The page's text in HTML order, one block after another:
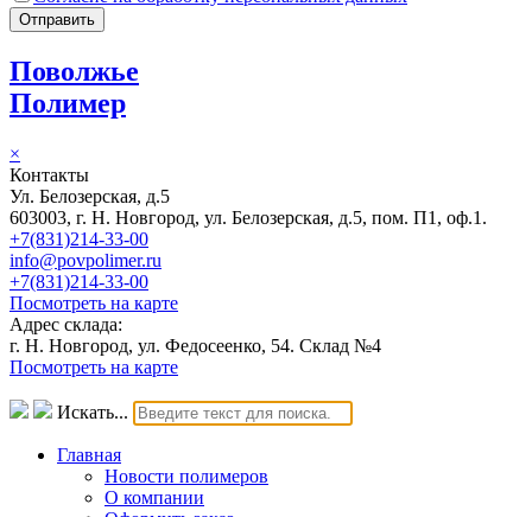
Отправить
Поволжье
Полимер
×
Контакты
Ул. Белозерская, д.5
603003, г. Н. Новгород, ул. Белозерская, д.5, пом. П1, оф.1.
+7(831)214-33-00
info@povpolimer.ru
+7(831)214-33-00
Посмотреть на карте
Адрес склада:
г. Н. Новгород, ул. Федосеенко, 54. Склад №4
Посмотреть на карте
Искать...
Главная
Новости полимеров
О компании